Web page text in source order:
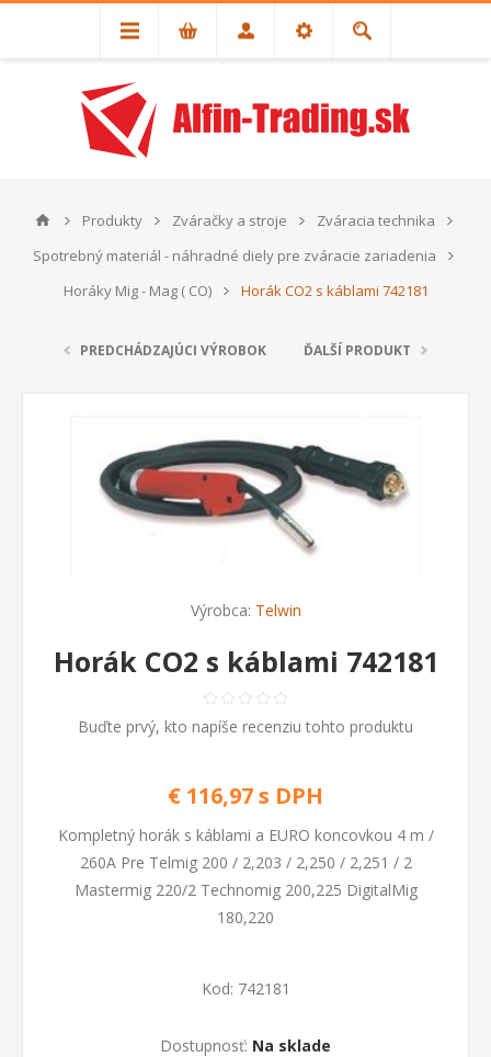
Produkty Zváračky a stroje
Zváracia technika
Spotrebný materiál - náhradné diely pre zváracie zariadenia
Horáky Mig - Mag ( CO)
Horák CO2 s káblami 742181
PREDCHÁDZAJÚCI VÝROBOK ĎALŠÍ PRODUKT
Výrobca: Telwin
Horák CO2 s káblami 742181
Buďte prvý, kto napíše recenziu tohto produktu
€ 116,97 s DPH
Kompletný horák s káblami a EURO koncovkou 4 m /
260A Pre Telmig 200 / 2,203 / 2,250 / 2,251 / 2
Mastermig 220/2 Technomig 200,225 DigitalMig
180,220
Kod: 742181
Dostupnosť: Na sklade